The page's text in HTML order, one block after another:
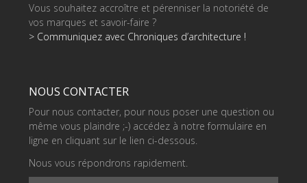
Vous souhaitez accroître et pérenniser la notoriété de
vos marques et savoir-faire ?
> Communiquez avec Chroniques d’architecture !
NOUS CONTACTER
Pour nous contacter, pour nous poser une question ou
même vous plaindre ;-) accédez à notre formulaire en
ligne en cliquant sur le lien ci-dessous.
Nous vous répondrons rapidement.